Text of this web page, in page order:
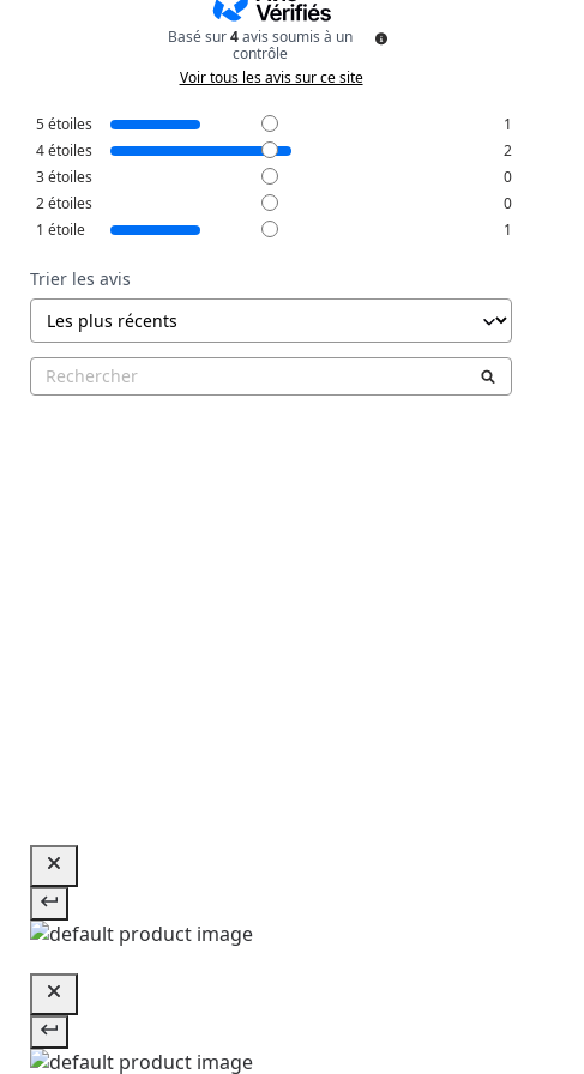
Basé sur4avis soumis à un
contrôle
Voir tous les avis sur ce site
5étoiles
1
4étoiles
2
3étoiles
0
2étoiles
0
1 étoile 1
Trier les avis